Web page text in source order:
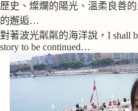
歷史、燦爛的陽光、溫柔良善
的邂逅…
對著波光粼粼的海洋說，I shall
story to be continued…